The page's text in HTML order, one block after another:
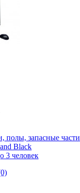
полы, запасные части
Black
3 человек